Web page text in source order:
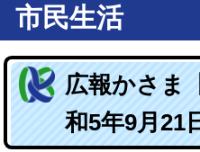
市民生活
広報かさま
和5年9月21